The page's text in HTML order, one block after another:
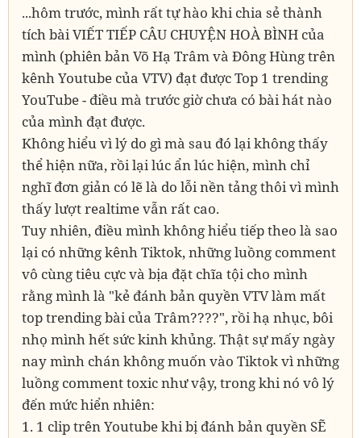
...hôm trước, mình rất tự hào khi chia sẻ thành
tích bài VIẾT TIẾP CÂU CHUYỆN HOÀ BÌNH của
mình (phiên bản Võ Hạ Trâm và Đông Hùng trên
kênh Youtube của VTV) đạt được Top 1 trending
YouTube - điều mà trước giờ chưa có bài hát nào
của mình đạt được.
Không hiểu vì lý do gì mà sau đó lại không thấy
thể hiện nữa, rồi lại lúc ẩn lúc hiện, mình chỉ
nghĩ đơn giản có lẽ là do lỗi nền tảng thôi vì mình
thấy lượt realtime vẫn rất cao.
Tuy nhiên, điều mình không hiểu tiếp theo là sao
lại có những kênh Tiktok, những luồng comment
vô cùng tiêu cực và bịa đặt chĩa tội cho mình
rằng mình là "kẻ đánh bản quyền VTV làm mất
top trending bài của Trâm????", rồi hạ nhục, bôi
nhọ mình hết sức kinh khủng. Thật sự mấy ngày
nay mình chán không muốn vào Tiktok vì những
luồng comment toxic như vậy, trong khi nó vô lý
đến mức hiển nhiên:
1. 1 clip trên Youtube khi bị đánh bản quyền SẼ